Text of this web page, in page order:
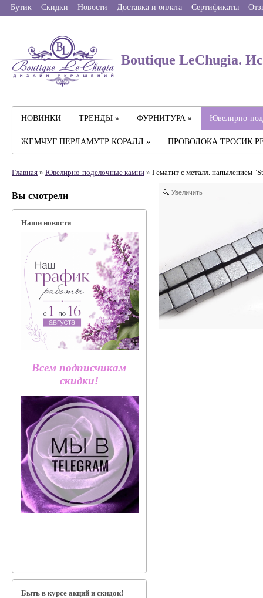
Бутик Скидки Новости Доставка и оплата Сертификаты
Boutique LeChugia.
НОВИНКИ ТРЕНДЫ » ФУРНИТУРА » Ювелирно-
ЖЕМЧУГ ПЕРЛАМУТР КОРАЛЛ » ПРОВОЛОКА ТРОСИК
Главная » Ювелирно-поделочные камни » Гематит с металл. напылением
Вы смотрели
Наши новости
Всем подписчикам
скидки!
Быть в курсе акций и скидок!
Увеличить